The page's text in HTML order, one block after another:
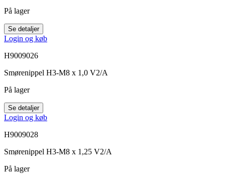
På lager
Se detaljer
Login og køb
H9009026
Smørenippel H3-M8 x 1,0 V2/A
På lager
Se detaljer
Login og køb
H9009028
Smørenippel H3-M8 x 1,25 V2/A
På lager